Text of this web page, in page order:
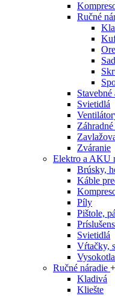
Ručné
Svietidlá
Zváranie
Elektro a AKU
Brúsky,
Káble
Píly
Pištole,
Svietidlá
Vŕtačky,
Ručné náradie +
Kladivá
Kliešte